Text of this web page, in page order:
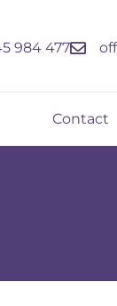
984 477
Contact